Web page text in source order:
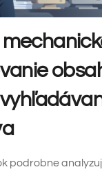
podrobne